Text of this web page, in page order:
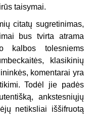
taisymai.
citatų sugretinimas,
bus tvirta atrama
kalbos tolesniems
klasikinių
komentarai yra
Todėl jie padės
ankstesniųjų
netiksliai iššifruotą